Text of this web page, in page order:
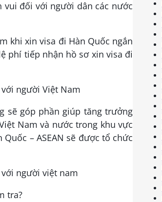
vui đối với người dân các nước
khi xin visa đi Hàn Quốc ngắn
phí tiếp nhận hồ sơ xin visa đi
sẽ góp phần giúp tăng trưởng
Nam và nước trong khu vực
– ASEAN sẽ được tổ chức
tra?